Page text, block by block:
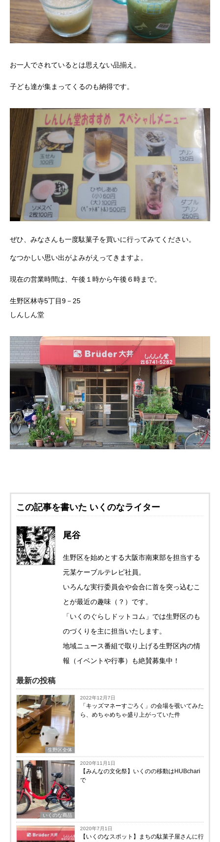
お一人でされているとは思えない品揃え。
子ども達が集まってくるのも納得です。
ぜひ、みなさんも一度駄菓子を買いに行ってみてください。
なつかしい思い出がよみがえってきますよ。
現在の営業時間は、午後１時から午後６時まで。
生野区林寺5丁目9－25
しんしん堂
この記事を書いた いくのなライター
尾谷
生野区を始めとする大阪市南東部を担当する
元某ケーブルテレビ社員。
いろんな実行委員会や会合に首を突っ込むこ
とが最近の趣味（？）です。
「いくのぐらしドットコム」では生野区のも
のづくりを主に担当いたします。
地域ニュース番組で取り上げる生野区内の情
報（イベントや行事）も絶賛募集中！
最新の投稿
生野区全体
2022年12月7日
「キッズマネーすごろく」の会場を覗いてみた
ら、めちゃめちゃ盛り上がっていた件
いくのな商品
2020年11月1日
【みんなの文化祭】いくのの移動はHUBchari
で
2020年7月1日
【いくのなスポット】まちの駄菓子屋さんに行